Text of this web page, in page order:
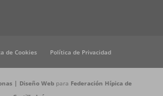
de Cookies Política de Privacidad
| Diseño Web para Federación Hípica de